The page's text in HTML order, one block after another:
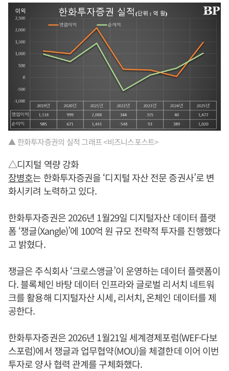
▲ 한화투자증권의 실적 그래프 <비즈니스포스트>
△디지털 역량 강화
장병호는 한화투자증권을 ‘디지털 자산 전문 증권사’로 변
화시키려 노력하고 있다.
한화투자증권은 2026년 1월29일 디지털자산 데이터 플랫
폼 ‘쟁글(Xangle)’에 100억 원 규모 전략적 투자를 진행했다
고 밝혔다.
쟁글은 주식회사 ‘크로스앵글’이 운영하는 데이터 플랫폼이
다. 블록체인 바탕 데이터 인프라와 글로벌 리서치 네트워
크를 활용해 디지털자산 시세, 리서치, 온체인 데이터를 제
공한다.
한화투자증권은 2026년 1월21일 세계경제포럼(WEF·다보
스포럼)에서 쟁글과 업무협약(MOU)을 체결한데 이어 이번
투자로 양사 협력 관계를 구체화했다.